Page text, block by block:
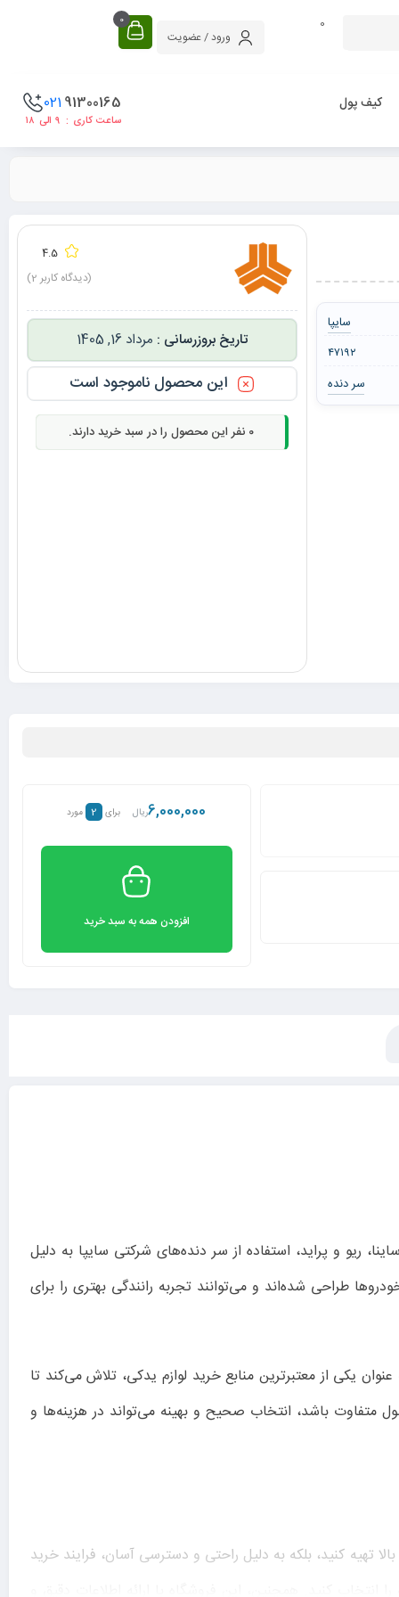
0
ورود / عضویت
0
کیف پول 91300165
021
ساعت کاری : ۹ الی ۱۸
سایپا
۴۷۱۹۲
سر دنده
4.5
(دیدگاه کاربر 2
)
مرداد 16, 1405
این محصول ناموجود است
0 نفر این محصول را در سبد خرید دارند.
6,000,000ریال برای 2 مورد
افزودن همه به سبد خرید
ریو و پراید، استفاده از سر دنده‌های شرکتی سایپا به دلیل
طراحی شده‌اند و می‌توانند تجربه رانندگی بهتری را برای
یکی از معتبرترین منابع خرید لوازم یدکی، تلاش می‌کند تا
باشد، انتخاب صحیح و بهینه می‌تواند در هزینه‌ها و
تهیه کنید، بلکه به دلیل راحتی و دسترسی آسان، فرایند خرید